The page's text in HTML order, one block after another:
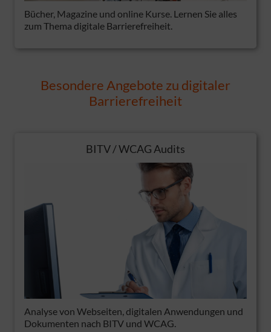
Bücher, Magazine und online Kurse. Lernen Sie alles
zum Thema digitale Barrierefreiheit.
Besondere Angebote zu digitaler
Barrierefreiheit
BITV / WCAG Audits
Analyse von Webseiten, digitalen Anwendungen und
Dokumenten nach BITV und WCAG.